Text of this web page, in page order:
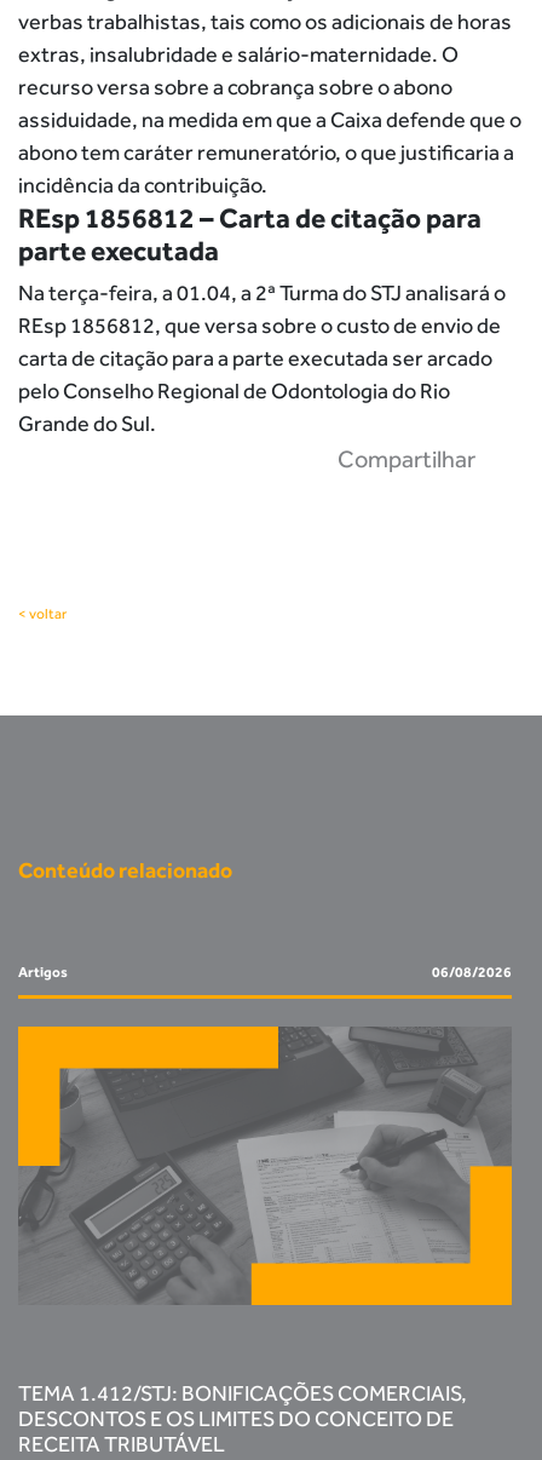
verbas trabalhistas, tais como os adicionais de horas
extras, insalubridade e salário-maternidade. O
recurso versa sobre a cobrança sobre o abono
assiduidade, na medida em que a Caixa defende que o
abono tem caráter remuneratório, o que justificaria a
incidência da contribuição.
REsp 1856812 – Carta de citação para
parte executada
Na terça-feira, a 01.04, a 2ª Turma do STJ analisará o
REsp 1856812, que versa sobre o custo de envio de
carta de citação para a parte executada ser arcado
pelo Conselho Regional de Odontologia do Rio
Grande do Sul.
Compartilhar
< voltar
Conteúdo relacionado
Artigos 06/08/2026
TEMA 1.412/STJ: BONIFICAÇÕES COMERCIAIS,
DESCONTOS E OS LIMITES DO CONCEITO DE
RECEITA TRIBUTÁVEL